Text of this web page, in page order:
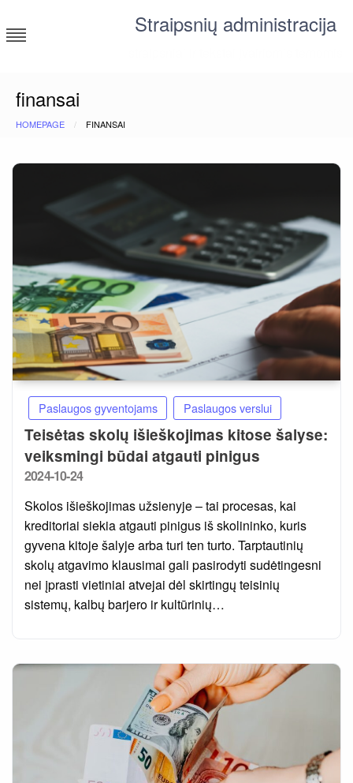
to
content
Straipsnių administracija
finansai
HOMEPAGE FINANSAI
Paslaugos gyventojams Paslaugos verslui
Teisėtas skolų išieškojimas kitose šalyse:
veiksmingi būdai atgauti pinigus
Posted
2024-10-24
Skolos išieškojimas užsienyje – tai procesas, kai
kreditoriai siekia atgauti pinigus iš skolininko, kuris
gyvena kitoje šalyje arba turi ten turto. Tarptautinių
skolų atgavimo klausimai gali pasirodyti sudėtingesni
nei įprasti vietiniai atvejai dėl skirtingų teisinių
sistemų, kalbų barjero ir kultūrinių…